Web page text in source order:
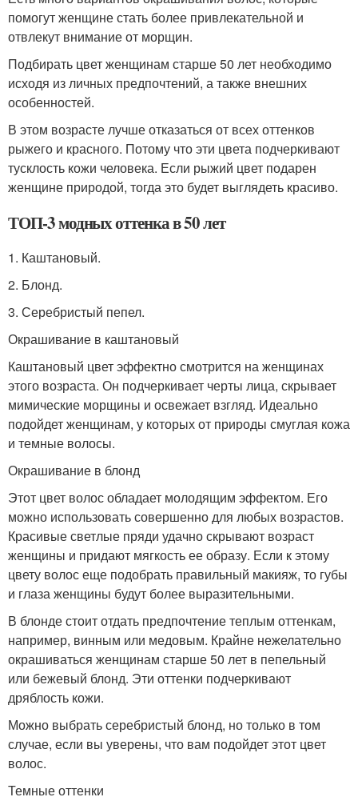
помогут женщине стать более привлекательной и
отвлекут внимание от морщин.
Подбирать цвет женщинам старше 50 лет необходимо
исходя из личных предпочтений, а также внешних
особенностей.
В этом возрасте лучше отказаться от всех оттенков
рыжего и красного. Потому что эти цвета подчеркивают
тусклость кожи человека. Если рыжий цвет подарен
женщине природой, тогда это будет выглядеть красиво.
ТОП-3 модных оттенка в 50 лет
1. Каштановый.
2. Блонд.
3. Серебристый пепел.
Окрашивание в каштановый
Каштановый цвет эффектно смотрится на женщинах
этого возраста. Он подчеркивает черты лица, скрывает
мимические морщины и освежает взгляд. Идеально
подойдет женщинам, у которых от природы смуглая кожа
и темные волосы.
Окрашивание в блонд
Этот цвет волос обладает молодящим эффектом. Его
можно использовать совершенно для любых возрастов.
Красивые светлые пряди удачно скрывают возраст
женщины и придают мягкость ее образу. Если к этому
цвету волос еще подобрать правильный макияж, то губы
и глаза женщины будут более выразительными.
В блонде стоит отдать предпочтение теплым оттенкам,
например, винным или медовым. Крайне нежелательно
окрашиваться женщинам старше 50 лет в пепельный
или бежевый блонд. Эти оттенки подчеркивают
дряблость кожи.
Можно выбрать серебристый блонд, но только в том
случае, если вы уверены, что вам подойдет этот цвет
волос.
Темные оттенки